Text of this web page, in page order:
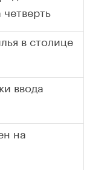
в столице
ввода
на